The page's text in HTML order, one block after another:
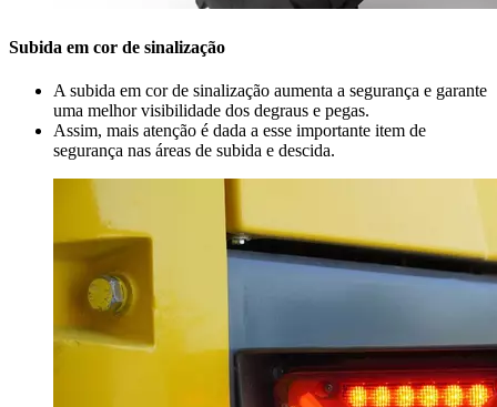
Subida em cor de sinalização
A subida em cor de sinalização aumenta a segurança e garante
uma melhor visibilidade dos degraus e pegas.
Assim, mais atenção é dada a esse importante item de
segurança nas áreas de subida e descida.